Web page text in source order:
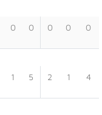
0 0 0 0 0
1 5 2 1 4